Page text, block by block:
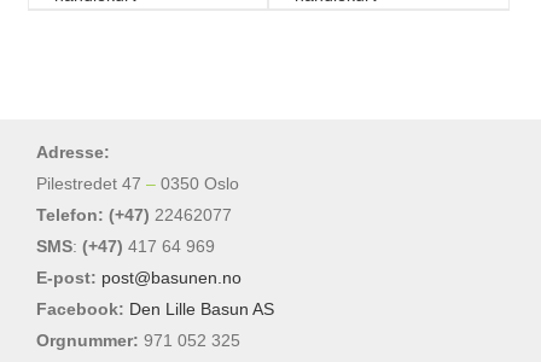
Adresse:
Pilestredet 47 – 0350 Oslo
Telefon: (+47) 22462077
SMS: (+47) 417 64 969
E-post: post@basunen.no
Facebook: Den Lille Basun AS
Orgnummer: 971 052 325